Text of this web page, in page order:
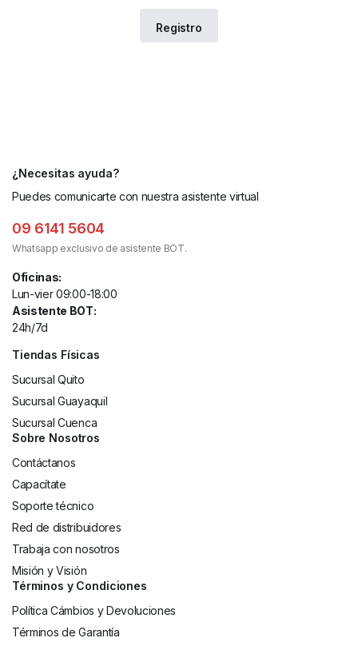
¿Necesitas ayuda?
Puedes comunicarte con nuestra asistente virtual
09 6141 5604
Whatsapp exclusivo de asistente BOT.
Oficinas:
Lun-vier 09:00-18:00
Asistente BOT:
24h/7d
Tiendas Físicas
Sucursal Quito
Sucursal Guayaquil
Sucursal Cuenca
Sobre Nosotros
Contáctanos
Capacítate
Soporte técnico
Red de distribuidores
Trabaja con nosotros
Misión y Visión
Términos y Condiciones
Política Cámbios y Devoluciones
Términos de Garantía